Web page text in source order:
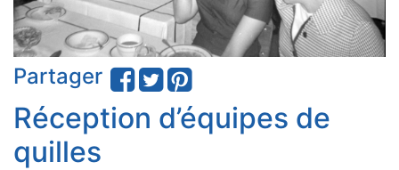
Partager
Réception d’équipes de
quilles